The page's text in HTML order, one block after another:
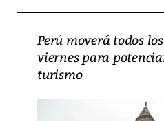
Perú moverá todos
viernes para
turismo